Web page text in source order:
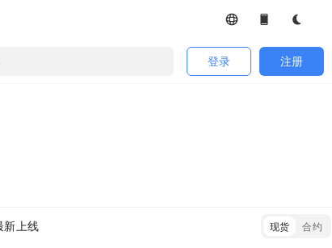
登录 注册
新上线 现货 合约